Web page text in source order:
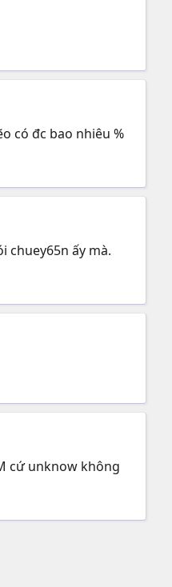
có đc bao nhiêu %
chuey65n ấy mà.
cứ unknow không